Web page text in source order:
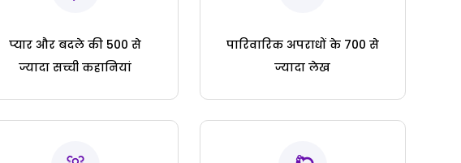
प्यार और बदले की 500 से
ज्यादा सच्ची कहानियां
पारिवारिक अपराधों के 700 से
ज्यादा लेख